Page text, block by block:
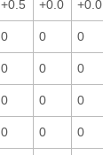
+0.5 +0.0 +0.0
0 0 0
0 0 0
0 0 0
0 0 0